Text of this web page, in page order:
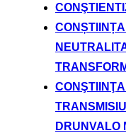
DRUNVALO